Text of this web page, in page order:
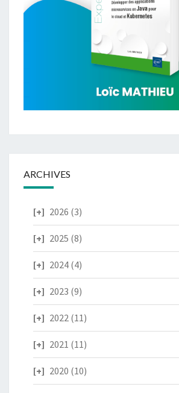
ARCHIVES
2026 (3)
2025 (8)
2024 (4)
2023 (9)
2022 (11)
2021 (11)
2020 (10)